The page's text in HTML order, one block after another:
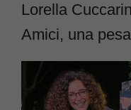
Lorella
Amici, una